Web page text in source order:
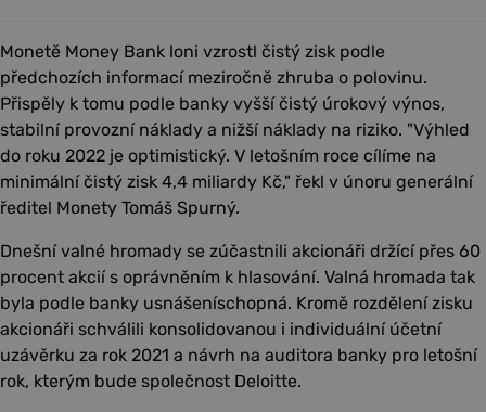
Monetě Money Bank loni vzrostl čistý zisk podle
předchozích informací meziročně zhruba o polovinu.
Přispěly k tomu podle banky vyšší čistý úrokový výnos,
stabilní provozní náklady a nižší náklady na riziko. "Výhled
do roku 2022 je optimistický. V letošním roce cílíme na
minimální čistý zisk 4,4 miliardy Kč," řekl v únoru generální
ředitel Monety Tomáš Spurný.
Dnešní valné hromady se zúčastnili akcionáři držící přes 60
procent akcií s oprávněním k hlasování. Valná hromada tak
byla podle banky usnášeníschopná. Kromě rozdělení zisku
akcionáři schválili konsolidovanou i individuální účetní
uzávěrku za rok 2021 a návrh na auditora banky pro letošní
rok, kterým bude společnost Deloitte.